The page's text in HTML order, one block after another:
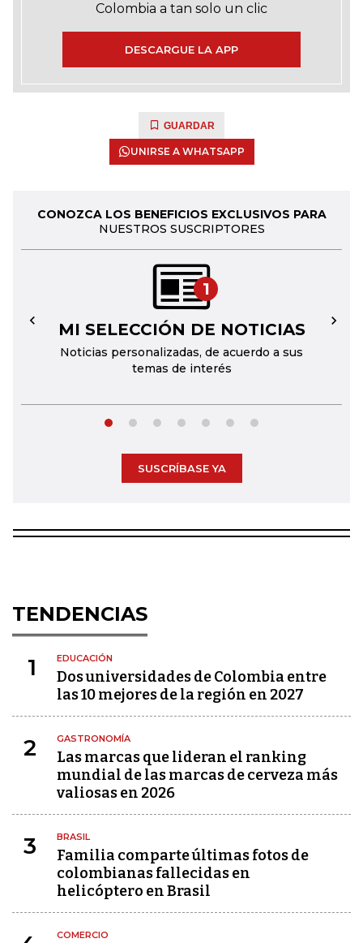
Colombia a tan solo un clic
DESCARGUE LA APP
GUARDAR
UNIRSE A WHATSAPP
CONOZCA LOS BENEFICIOS EXCLUSIVOS PARA
NUESTROS SUSCRIPTORES
1
MI SELECCIÓN DE NOTICIAS
Noticias personalizadas, de acuerdo a sus
temas de interés
← →
SUSCRÍBASE YA
TENDENCIAS
1 EDUCACIÓN
Dos universidades de Colombia entre
las 10 mejores de la región en 2027
2 GASTRONOMÍA
Las marcas que lideran el ranking
mundial de las marcas de cerveza más
valiosas en 2026
3 BRASIL
Familia comparte últimas fotos de
colombianas fallecidas en
helicóptero en Brasil
COMERCIO